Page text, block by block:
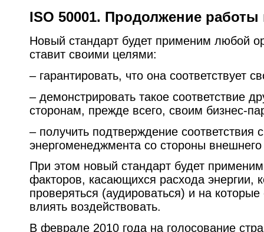
ISO 50001. Продолжение работы
Новый стандарт будет применим любой
ставит своими целями:
– гарантировать, что она соответствует
– демонстрировать такое соответствие
сторонам, прежде всего, своим бизнес-
– получить подтверждение соответствия
энергоменеджмента со стороны
При этом новый стандарт будет
факторов, касающихся расхода энергии,
проверяться (аудироваться) и на
влиять воздействовать.
В феврале 2010 года на голосование